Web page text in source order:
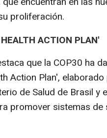
proliferación.
ACTION PLAN'
que la COP30 ha
Action Plan',
de Salud de Brasil y
promover sistemas de